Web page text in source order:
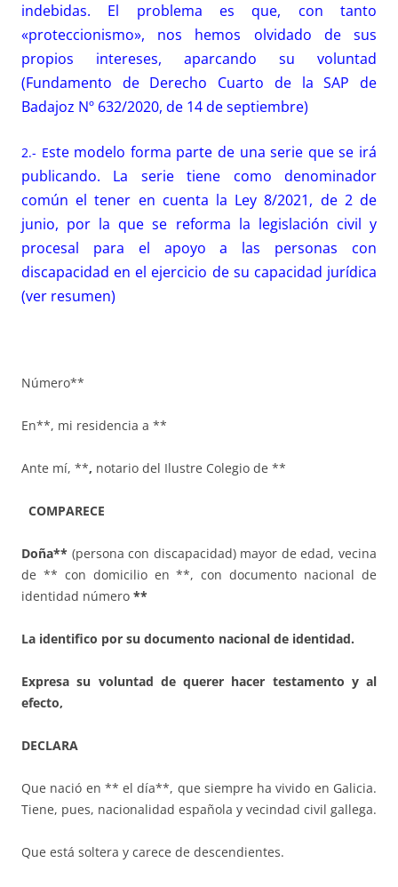
indebidas. El problema es que, con tanto
«proteccionismo», nos hemos olvidado de sus
propios intereses, aparcando su voluntad
(Fundamento de Derecho Cuarto de la SAP de
Badajoz Nº 632/2020, de 14 de septiembre)
2.- Este modelo forma parte de una serie que se irá
publicando. La serie tiene como denominador
común el tener en cuenta la Ley 8/2021, de 2 de
junio, por la que se reforma la legislación civil y
procesal para el apoyo a las personas con
discapacidad en el ejercicio de su capacidad jurídica
(ver resumen)
Número**
En**, mi residencia a **
Ante mí, **, notario del Ilustre Colegio de **
COMPARECE
Doña** (persona con discapacidad) mayor de edad, vecina
de ** con domicilio en **, con documento nacional de
identidad número **
La identifico por su documento nacional de identidad.
Expresa su voluntad de querer hacer testamento y al
efecto,
DECLARA
Que nació en ** el día**, que siempre ha vivido en Galicia.
Tiene, pues, nacionalidad española y vecindad civil gallega.
Que está soltera y carece de descendientes.